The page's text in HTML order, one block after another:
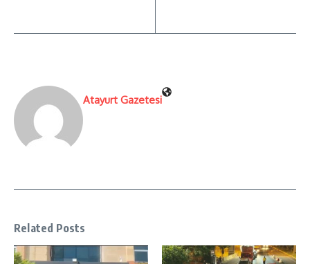
Atayurt Gazetesi
Related Posts